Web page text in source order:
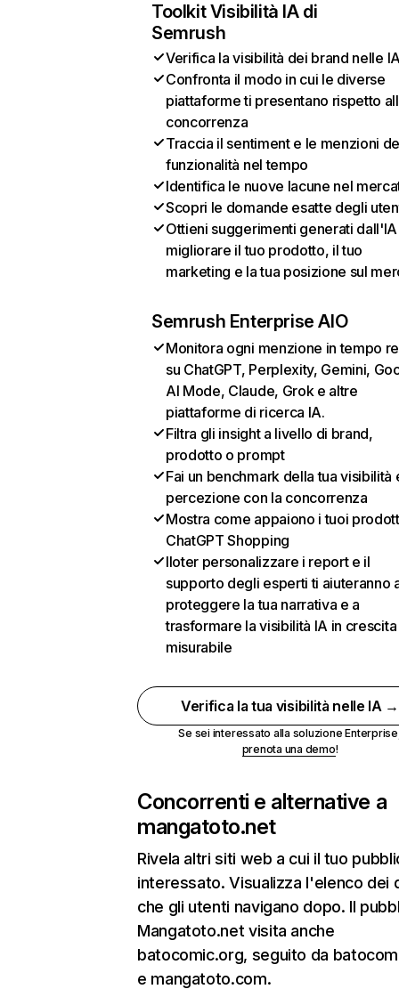
Toolkit Visibilità IA di
Semrush
Verifica la visibilità dei brand nelle
Confronta il modo in cui le diverse
piattaforme ti presentano rispetto
concorrenza
Traccia il sentiment e le menzioni
funzionalità nel tempo
Identifica le nuove lacune nel
Scopri le domande esatte degli
Ottieni suggerimenti generati
migliorare il tuo prodotto, il tuo
marketing e la tua posizione sul
Semrush Enterprise AIO
Monitora ogni menzione in tempo
su ChatGPT, Perplexity, Gemini,
AI Mode, Claude, Grok e altre
piattaforme di ricerca IA.
Filtra gli insight a livello di brand,
prodotto o prompt
Fai un benchmark della tua visibilità
percezione con la concorrenza
Mostra come appaiono i tuoi
ChatGPT Shopping
Iloter personalizzare i report e il
supporto degli esperti ti aiuteranno
proteggere la tua narrativa e a
trasformare la visibilità IA in crescita
misurabile
Verifica la tua visibilità nelle IA →
Se sei interessato alla soluzione
prenota una demo!
Concorrenti e alternative a
mangatoto.net
Rivela altri siti web a cui il tuo
interessato. Visualizza l'elenco dei
che gli utenti navigano dopo. Il
Mangatoto.net visita anche
batocomic.org, seguito da
e mangatoto.com.